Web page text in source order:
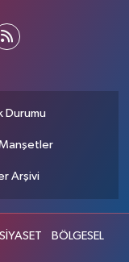
Durumu
Arşivi
SİYASET
BÖLGESEL